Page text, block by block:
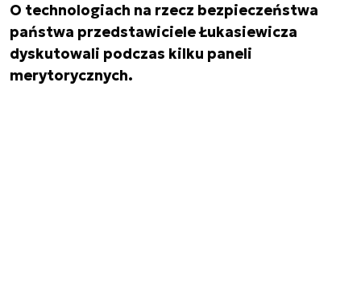
O technologiach na rzecz bezpieczeństwa
państwa przedstawiciele Łukasiewicza
dyskutowali podczas kilku paneli
merytorycznych.